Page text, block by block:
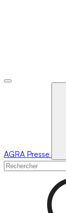
AGRA Presse